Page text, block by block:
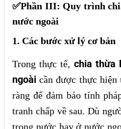
✅Phần III: Quy trình
nước ngoài
1. Các bước xử lý cơ bản
Trong thực tế, chia thừa
ngoàicần được thực hiện
ràng để đảm bảo tính
tranh chấp về sau. Dù
trong nước hay ở nước